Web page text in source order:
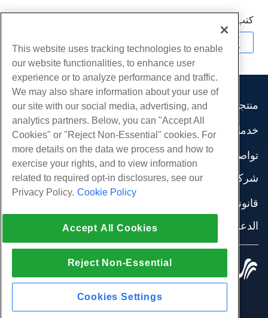
كتب بواسطة
منتجات
استضافة الموقع
استضافة الأعمال
موزع استضافة
موزع العلامة البيضاء
إدارة لينكس VPS
لينكس غير المدارة VPS
نوافذ غير مُدارة VPS
خوادم السحابة
موازن التحميل
تخزين الكتلة
خدمات
هجرات الموقع
تواصل اجتماعي
وثائق المنتج
مدونة
شركة
اتصل بنا
مراكز البيانات
إنضم لبرنامج
قانوني
شروط الخدمة
تطبيق القانون
اتفاقية الشراكة
الدعم
الدردشة الحية معنا
افتح تذكرة الدعم
مراسلتنا على البريد الاليكتروني
This website uses tracking technologies to enable
our website functionalities, to enhance user
experience or to analyze performance and traffic.
We may also share information about your use of
our site with our social media, advertising, and
analytics partners. Below, you can "Accept All
Cookies" or "Reject Non-Essential" cookies. For
more details on the data we process and how to
exercise your rights, and to view information
related to required opt-in disclosures, see our
Privacy Policy. Cookie Policy
Accept All Cookies
Reject Non-Essential
Cookies Settings